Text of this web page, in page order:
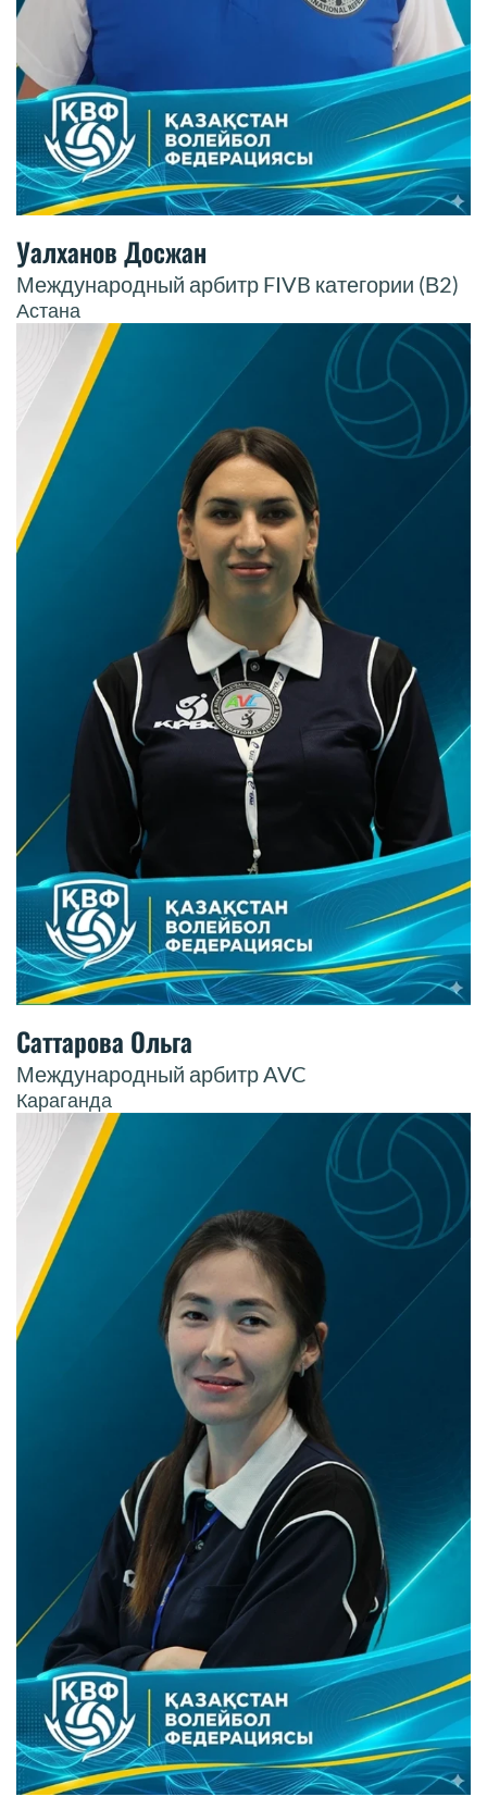
Уалханов Досжан
Международный арбитр FIVB категории (В2)
Астана
Саттарова Ольга
Международный арбитр AVC
Караганда